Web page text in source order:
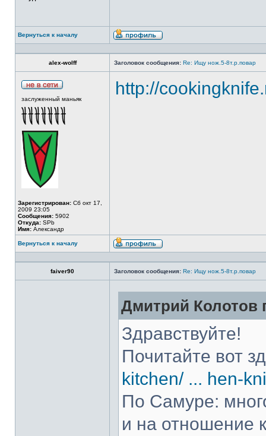
Вернуться к началу
alex-wolff Заголовок сообщения: Re: Ищу нож.5-8т.р.повар
заслуженный маньяк
Зарегистрирован: Сб окт 17,
2009 23:05
Сообщения: 5902
Откуда: SPb
Имя: Александр
http://
Вернуться к началу
faiver90 Заголовок сообщения: Re: Ищу нож.5-8т.р.повар
Дмитрий Колотов
Здравствуйте!
Почитайте вот
kitchen/ ... hen-
По Самуре:
и на отношение